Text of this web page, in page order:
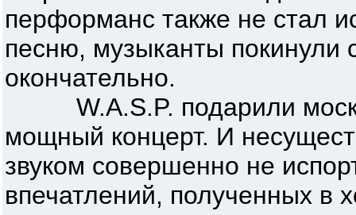
перформанс также не стал
песню, музыканты покинули
окончательно.
W.A.S.P. подарили
мощный концерт. И
звуком совершенно не
впечатлений, полученных в